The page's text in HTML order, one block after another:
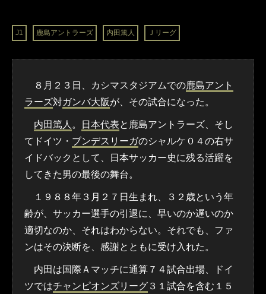
J1 鹿島アントラーズ 内田篤人 Ｊリーグ
８月２３日、カシマスタジアムでの鹿島アント
ラーズ対ガンバ大阪が、その試合になった。
内田篤人 。 日本代表と鹿島アントラーズ、そし
てドイツ・ ブンデスリーガのシャルケ０４の右サ
イドバックとして、日本サッカー史に残る活躍を
してきた男の最後の舞台。
１９８８年３月２７日生まれ、３２歳という年
齢が、サッカー選手の引退に、早いのか遅いのか
適切なのか、それはわからない。それでも、ファ
ンはその決断を、感謝とともに受け入れた。
内田は国際Ａマッチに通算７４試合出場、ドイ
ツではチャンピオンズリーグ ３１試合を含む１５